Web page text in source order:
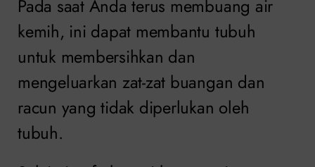
Pada saat Anda terus membuang air
kemih, ini dapat membantu tubuh
untuk membersihkan dan
mengeluarkan zat-zat buangan dan
racun yang tidak diperlukan oleh
tubuh.